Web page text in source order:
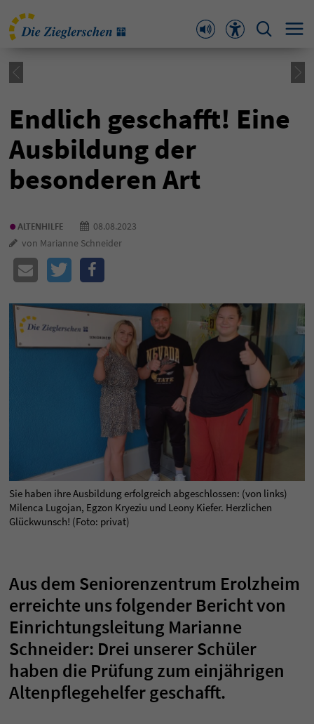
Endlich geschafft! Eine
Ausbildung der
besonderen Art
•ALTENHILFE
08.08.2023
von Marianne Schneider
Sie haben ihre Ausbildung erfolgreich abgeschlossen: (von links)
Milenca Lugojan, Egzon Kryeziu und Leony Kiefer. Herzlichen
Glückwunsch! (Foto: privat)
Aus dem Seniorenzentrum Erolzheim
erreichte uns folgender Bericht von
Einrichtungsleitung Marianne
Schneider: Drei unserer Schüler
haben die Prüfung zum einjährigen
Altenpflegehelfer geschafft.